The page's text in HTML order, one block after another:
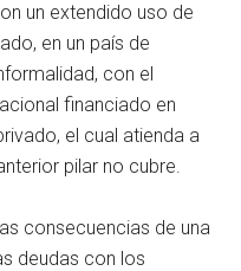
un extendido uso de
en un país de
con el
financiado en
el cual atienda a
pilar no cubre.
consecuencias de una
deudas con los